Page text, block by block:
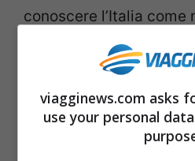
conoscere l’Italia come
Non avrete lo stress di
di treni in ritardo o di
Deciderete voi
quanto lunga sarà la
cosa mangiare se stare
viagginews.com asks
use your personal